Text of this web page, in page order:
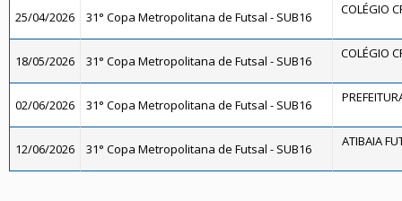
25/04/2026 31° Copa Metropolitana de Futsal - SUB16 COLÉGIO
18/05/2026 31° Copa Metropolitana de Futsal - SUB16 COLÉGIO
02/06/2026 31° Copa Metropolitana de Futsal - SUB16
12/06/2026 31° Copa Metropolitana de Futsal - SUB16 ATIBAIA